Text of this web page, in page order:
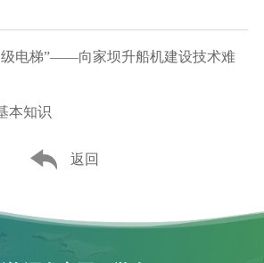
级电梯”——向家坝升船机建设技术难
本知识
返回